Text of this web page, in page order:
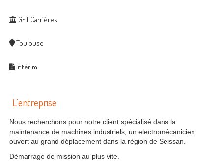
GET Carrières
Toulouse
Intérim
L'entreprise
Nous recherchons pour notre client spécialisé dans la
maintenance de machines industriels, un electromécanicien
ouvert au grand déplacement dans la région de Seissan.
Démarrage de mission au plus vite.